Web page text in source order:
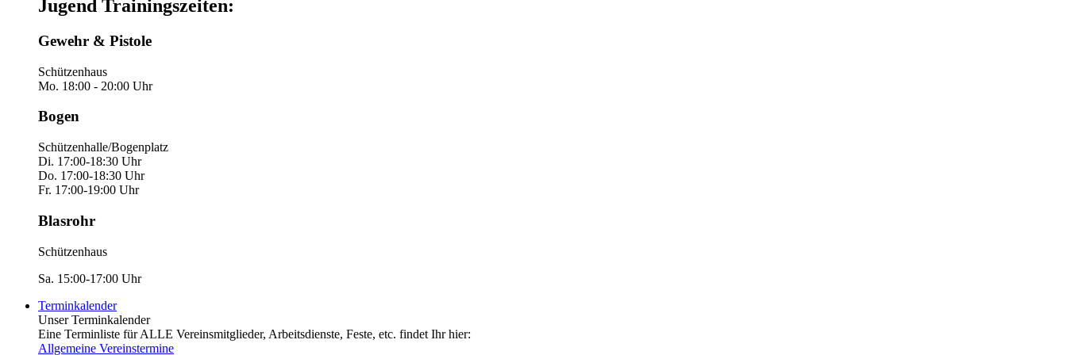
Jugend Trainingszeiten:
Gewehr & Pistole
Schützenhaus
Mo. 18:00 - 20:00 Uhr
Bogen
Schützenhalle/Bogenplatz
Di. 17:00-18:30 Uhr
Do. 17:00-18:30 Uhr
Fr. 17:00-19:00 Uhr
Blasrohr
Schützenhaus
Sa. 15:00-17:00 Uhr
Terminkalender
Unser Terminkalender
Eine Terminliste für ALLE Vereinsmitglieder, Arbeitsdienste, Feste, etc. findet Ihr hier:
Allgemeine Vereinstermine